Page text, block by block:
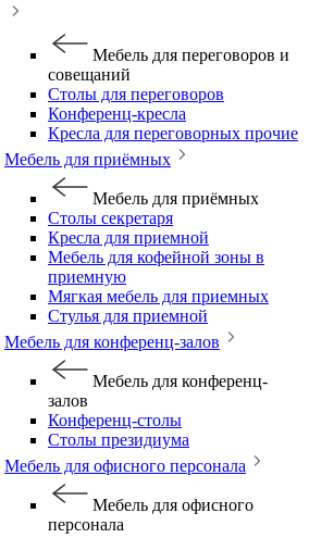
Мебель для переговоров и
совещаний
Столы для переговоров
Конференц-кресла
Кресла для переговорных прочие
Мебель для приёмных
Мебель для приёмных
Столы секретаря
Кресла для приемной
Мебель для кофейной зоны в
приемную
Мягкая мебель для приемных
Стулья для приемной
Мебель для конференц-залов
Мебель для конференц-
залов
Конференц-столы
Столы президиума
Мебель для офисного персонала
Мебель для офисного
персонала